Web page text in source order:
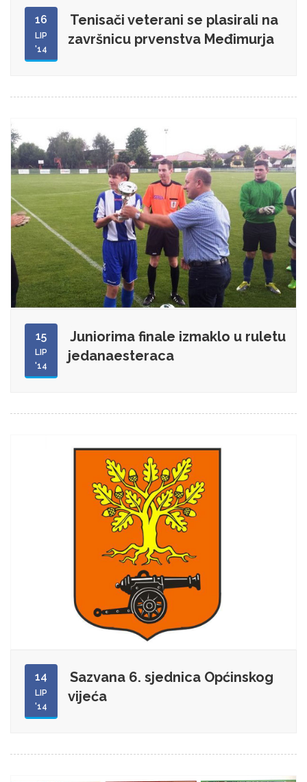
16
LIP
'14
Tenisači veterani se plasirali na
završnicu prvenstva Međimurja
15
LIP
'14
Juniorima finale izmaklo u ruletu
jedanaesteraca
14
LIP
'14
Sazvana 6. sjednica Općinskog
vijeća